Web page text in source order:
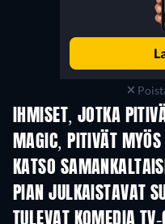
IHMISET, JOTKA
MAGIC, PITIVÄT MYÖS
KATSO TV
PIAN JULKAISTAVAT
TV
TULEVAT KOMEDIA TV-
Kausi 6